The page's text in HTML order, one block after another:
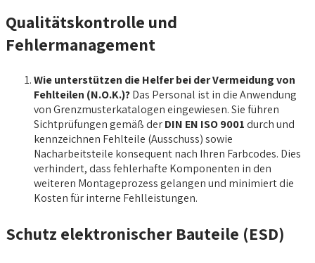
Qualitätskontrolle und
Fehlermanagement
Wie unterstützen die Helfer bei der Vermeidung von
Fehlteilen (N.O.K.)?Das Personal ist in die Anwendung
von Grenzmusterkatalogen eingewiesen. Sie führen
Sichtprüfungen gemäß derDIN EN ISO 9001durch und
kennzeichnen Fehlteile (Ausschuss) sowie
Nacharbeitsteile konsequent nach Ihren Farbcodes. Dies
verhindert, dass fehlerhafte Komponenten in den
weiteren Montageprozess gelangen und minimiert die
Kosten für interne Fehlleistungen.
Schutz elektronischer Bauteile (ESD)